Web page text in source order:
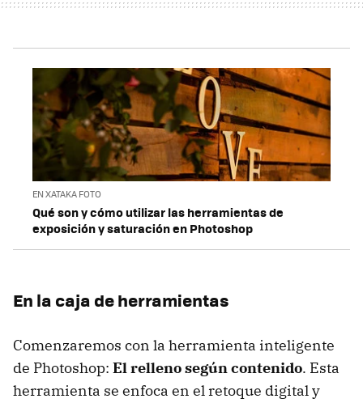
EN XATAKA FOTO
Qué son y cómo utilizar las herramientas de
exposición y saturación en Photoshop
En la caja de herramientas
Comenzaremos con la herramienta inteligente
de Photoshop: El relleno según contenido. Esta
herramienta se enfoca en el retoque digital y